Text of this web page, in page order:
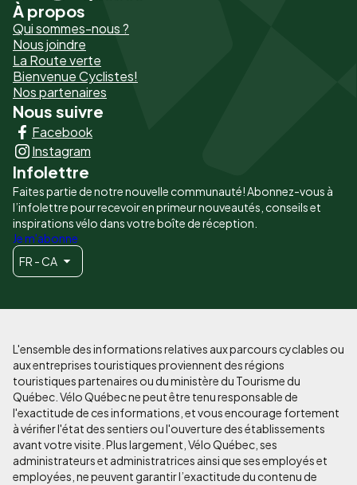
Pied
de
page
-
Liens
principaux
À propos
Qui sommes-nous ?
Nous joindre
La Route verte
Bienvenue Cyclistes!
Nos partenaires
Nous suivre
Facebook
Instagram
Infolettre
Faites partie de notre nouvelle communauté! Abonnez-vous à
l’infolettre pour recevoir en primeur nouveautés, conseils et
inspirations vélo dans votre boîte de réception.
Je m'abonne
FR - CA
L'ensemble des informations relatives aux parcours cyclables ou
aux entreprises touristiques proviennent des régions
touristiques partenaires ou du ministère du Tourisme du
Québec. Vélo Québec ne peut être tenu responsable de
l'exactitude de ces informations, et vous encourage fortement
à vérifier l'état des sentiers ou l'ouverture des établissements
avant votre visite. Plus largement, Vélo Québec, ses
administrateurs et administratrices ainsi que ses employés et
employées, ne peuvent garantir l’exactitude du contenu de